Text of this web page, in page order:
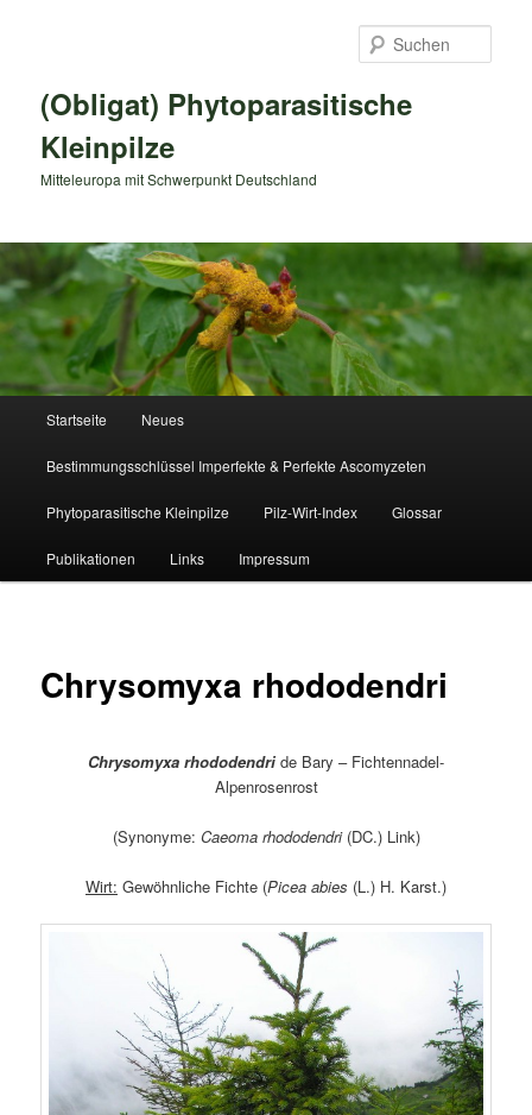
(Obligat) Phytoparasitische
Kleinpilze
Mitteleuropa mit Schwerpunkt Deutschland
Startseite Neues
Bestimmungsschlüssel Imperfekte & Perfekte Ascomyzeten
Phytoparasitische Kleinpilze Pilz-Wirt-Index Glossar
Publikationen Links Impressum
Chrysomyxa rhododendri
Chrysomyxa rhododendri de Bary – Fichtennadel-
Alpenrosenrost
(Synonyme: Caeoma rhododendri(DC.) Link)
Wirt: Gewöhnliche Fichte (Picea abies (L.) H. Karst.)